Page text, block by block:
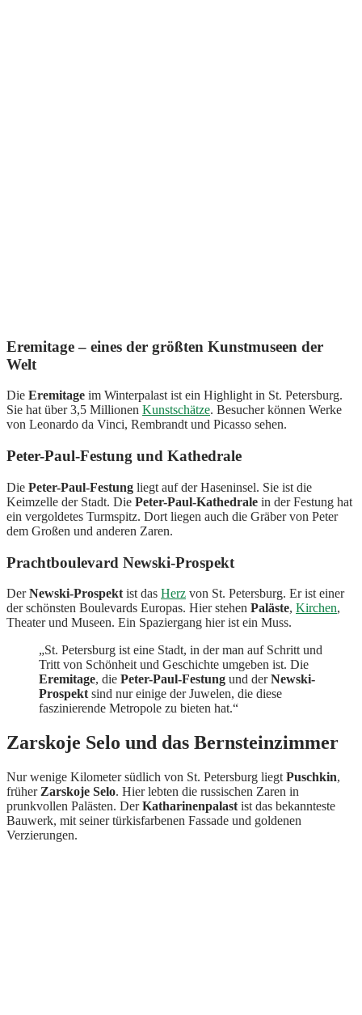
Eremitage – eines der größten Kunstmuseen der
Welt
Die Eremitage im Winterpalast ist ein Highlight in St. Petersburg.
Sie hat über 3,5 Millionen Kunstschätze. Besucher können Werke
von Leonardo da Vinci, Rembrandt und Picasso sehen.
Peter-Paul-Festung und Kathedrale
Die Peter-Paul-Festung liegt auf der Haseninsel. Sie ist die
Keimzelle der Stadt. Die Peter-Paul-Kathedrale in der Festung hat
ein vergoldetes Turmspitz. Dort liegen auch die Gräber von Peter
dem Großen und anderen Zaren.
Prachtboulevard Newski-Prospekt
DerNewski-Prospekt ist das Herz von St. Petersburg. Er ist einer
der schönsten Boulevards Europas. Hier stehen Paläste, Kirchen,
Theater und Museen. Ein Spaziergang hier ist ein Muss.
„St. Petersburg ist eine Stadt, in der man auf Schritt und
Tritt von Schönheit und Geschichte umgeben ist. Die
Eremitage, die Peter-Paul-Festung und derNewski-
Prospekt sind nur einige der Juwelen, die diese
faszinierende Metropole zu bieten hat.“
Zarskoje Selo und das Bernsteinzimmer
Nur wenige Kilometer südlich von St. Petersburg liegt Puschkin,
früher Zarskoje Selo. Hier lebten die russischen Zaren in
prunkvollen Palästen. DerKatharinenpalast ist das bekannteste
Bauwerk, mit seiner türkisfarbenen Fassade und goldenen
Verzierungen.